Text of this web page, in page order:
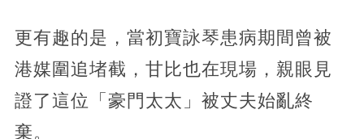
更有趣的是，當初寶詠琴患病期間曾被
港媒圍追堵截，甘比也在現場，親眼見
證了這位「豪門太太」被丈夫始亂終
棄。